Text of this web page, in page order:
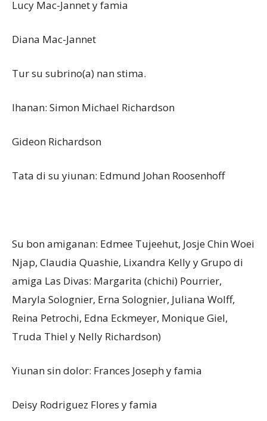
Lucy Mac-Jannet y famia
Diana Mac-Jannet
Tur su subrino(a) nan stima.
Ihanan: Simon Michael Richardson
Gideon Richardson
Tata di su yiunan: Edmund Johan Roosenhoff
Su bon amiganan: Edmee Tujeehut, Josje Chin Woei
Njap, Claudia Quashie, Lixandra Kelly y Grupo di
amiga Las Divas: Margarita (chichi) Pourrier,
Maryla Solognier, Erna Solognier, Juliana Wolff,
Reina Petrochi, Edna Eckmeyer, Monique Giel,
Truda Thiel y Nelly Richardson)
Yiunan sin dolor: Frances Joseph y famia
Deisy Rodriguez Flores y famia